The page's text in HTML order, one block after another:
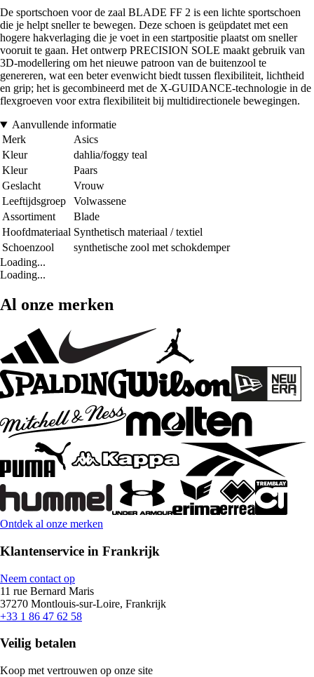
De sportschoen voor de zaal BLADE FF 2 is een lichte sportschoen
die je helpt sneller te bewegen. Deze schoen is geüpdatet met een
hogere hakverlaging die je voet in een startpositie plaatst om sneller
vooruit te gaan. Het ontwerp PRECISION SOLE maakt gebruik van
3D-modellering om het nieuwe patroon van de buitenzool te
genereren, wat een beter evenwicht biedt tussen flexibiliteit, lichtheid
en grip; het is gecombineerd met de X-GUIDANCE-technologie in de
flexgroeven voor extra flexibiliteit bij multidirectionele bewegingen.
Aanvullende informatie
Merk
Asics
Kleur
dahlia/foggy teal
Kleur
Paars
Geslacht
Vrouw
Leeftijdsgroep
Volwassene
Assortiment
Blade
Hoofdmateriaal Synthetisch materiaal / textiel
Schoenzool
synthetische zool met schokdemper
Loading...
Loading...
Al onze merken
Ontdek al onze merken
Klantenservice in Frankrijk
Neem contact op
11 rue Bernard Maris
37270 Montlouis-sur-Loire, Frankrijk
+33 1 86 47 62 58
Veilig betalen
Koop met vertrouwen op onze site